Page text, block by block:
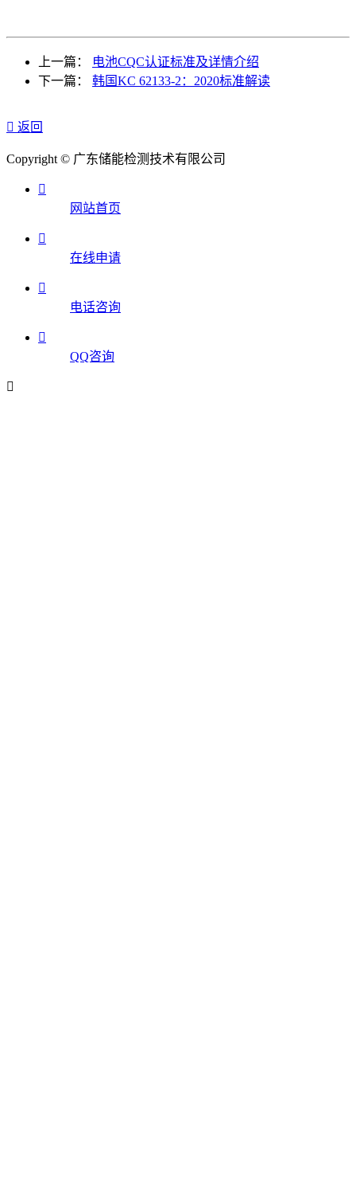
上一篇：
电池CQC认证标准及详情介绍
下一篇： 韩国KC 62133-2：2020标准解读
 返回
Copyright © 广东储能检测技术有限公司

网站首页

在线申请

电话咨询

QQ咨询
